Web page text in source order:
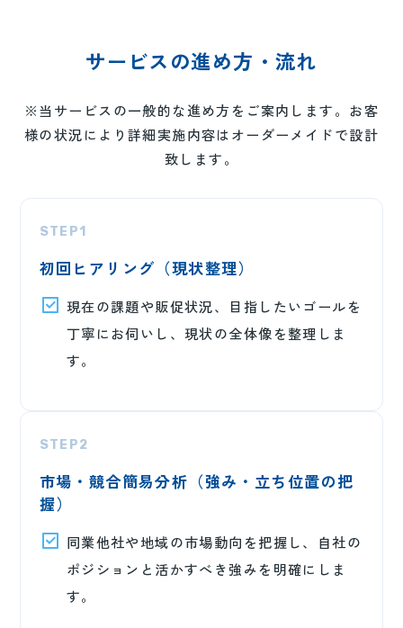
サービスの進め方・流れ
※当サービスの一般的な進め方をご案内します。お客
様の状況により詳細実施内容はオーダーメイドで設計
致します。
STEP1
初回ヒアリング（現状整理）
現在の課題や販促状況、目指したいゴールを
丁寧にお伺いし、現状の全体像を整理しま
す。
STEP2
市場・競合簡易分析（強み・立ち位置の把
握）
同業他社や地域の市場動向を把握し、自社の
ポジションと活かすべき強みを明確にしま
す。